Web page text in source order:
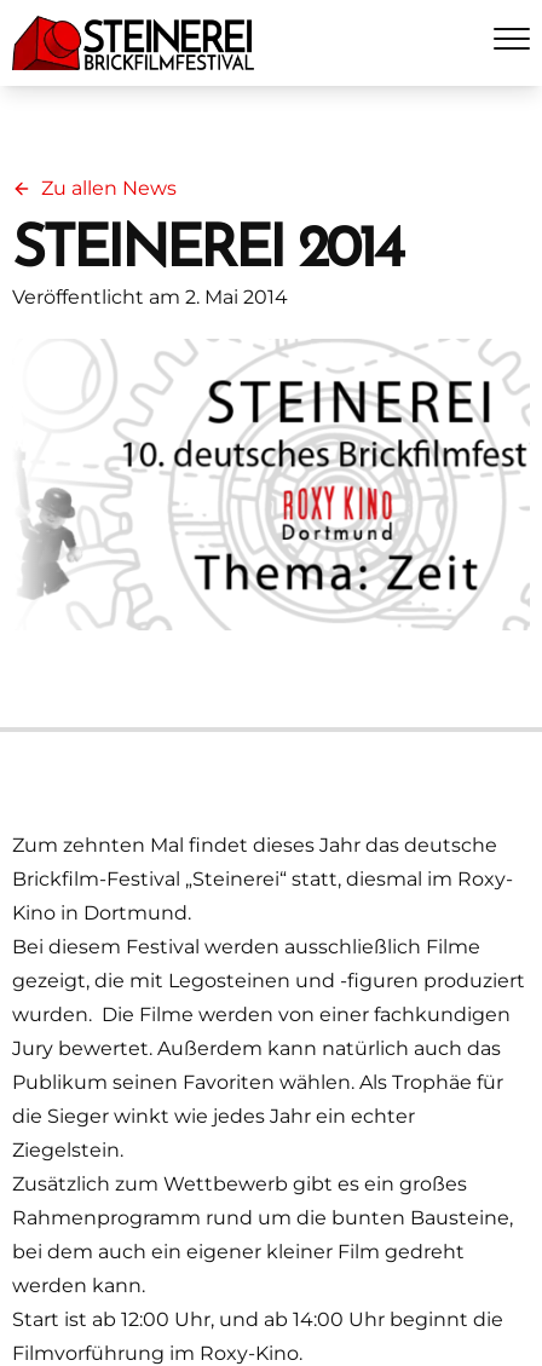
Zu allen News
STEINEREI 2014
Veröffentlicht am 2. Mai 2014
Zum zehnten Mal findet dieses Jahr das deutsche
Brickfilm-Festival „Steinerei“ statt, diesmal im Roxy-
Kino in Dortmund.
Bei diesem Festival werden ausschließlich Filme
gezeigt, die mit Legosteinen und -figuren produziert
wurden. Die Filme werden von einer fachkundigen
Jury bewertet. Außerdem kann natürlich auch das
Publikum seinen Favoriten wählen. Als Trophäe für
die Sieger winkt wie jedes Jahr ein echter
Ziegelstein.
Zusätzlich zum Wettbewerb gibt es ein großes
Rahmenprogramm rund um die bunten Bausteine,
bei dem auch ein eigener kleiner Film gedreht
werden kann.
Start ist ab 12:00 Uhr, und ab 14:00 Uhr beginnt die
Filmvorführung im Roxy-Kino.